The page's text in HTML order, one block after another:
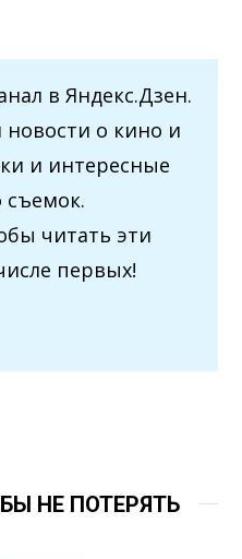
в Яндекс.Дзен.
о кино и
и интересные
съемок.
читать эти
первых!
НЕ ПОТЕРЯТЬ